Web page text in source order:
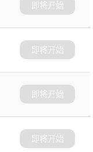
即将开始
即将开始
即将开始
即将开始